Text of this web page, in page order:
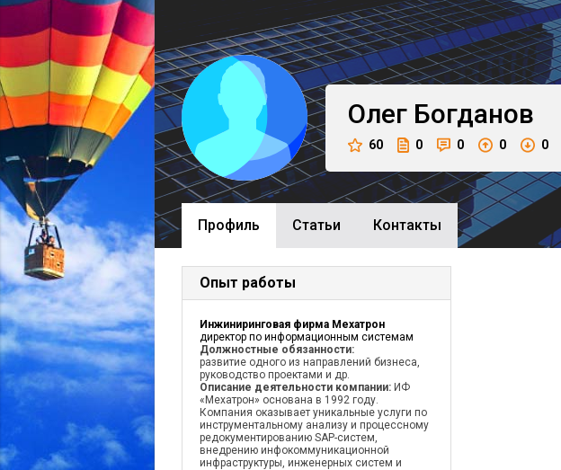
Олег Богданов
60 0 0 0 0
Профиль Cтатьи Контакты
Опыт работы
Инжиниринговая фирма Мехатрон
директор по информационным системам
Должностные обязанности:
развитие одного из направлений бизнеса,
руководство проектами и др.
Описание деятельности компании: ИФ
«Мехатрон» основана в 1992 году.
Компания оказывает уникальные услуги по
инструментальному анализу и процессному
редокументированию SAP-систем,
внедрению инфокоммуникационной
инфраструктуры, инженерных систем и